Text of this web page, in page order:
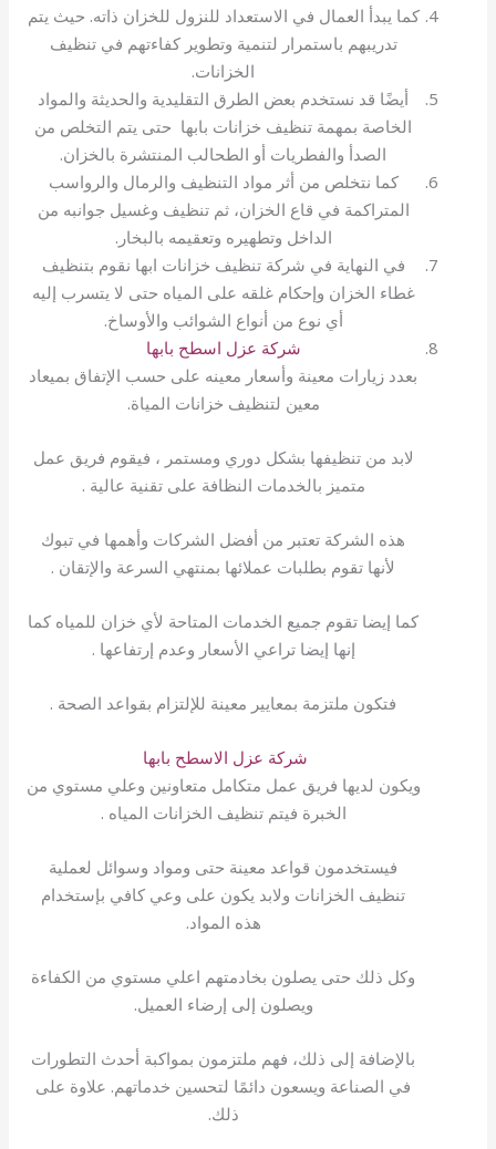
كما يبدأ العمال في الاستعداد للنزول للخزان ذاته. حيث يتم
تدريبهم باستمرار لتنمية وتطوير كفاءتهم في تنظيف
الخزانات.
أيضًا قد نستخدم بعض الطرق التقليدية والحديثة والمواد
الخاصة بمهمة تنظيف خزانات بابها حتى يتم التخلص من
الصدأ والفطريات أو الطحالب المنتشرة بالخزان.
كما نتخلص من أثر مواد التنظيف والرمال والرواسب
المتراكمة في قاع الخزان، ثم تنظيف وغسيل جوانبه من
الداخل وتطهيره وتعقيمه بالبخار.
في النهاية في شركة تنظيف خزانات ابها نقوم بتنظيف
غطاء الخزان وإحكام غلقه على المياه حتى لا يتسرب إليه
أي نوع من أنواع الشوائب والأوساخ.
شركة عزل اسطح بابها
بعدد زيارات معينة وأسعار معينه على حسب الإتفاق بميعاد
معين لتنظيف خزانات المياة.
لابد من تنظيفها بشكل دوري ومستمر ، فيقوم فريق عمل
متميز بالخدمات النظافة على تقنية عالية .
هذه الشركة تعتبر من أفضل الشركات وأهمها في تبوك
لأنها تقوم بطلبات عملائها بمنتهي السرعة والإتقان .
كما إيضا تقوم جميع الخدمات المتاحة لأي خزان للمياه كما
إنها إيضا تراعي الأسعار وعدم إرتفاعها .
فتكون ملتزمة بمعايير معينة للإلتزام بقواعد الصحة .
شركة عزل الاسطح بابها
ويكون لديها فريق عمل متكامل متعاونين وعلي مستوي من
الخبرة فيتم تنظيف الخزانات المياه .
فيستخدمون قواعد معينة حتى ومواد وسوائل لعملية
تنظيف الخزانات ولابد يكون على وعي كافي بإستخدام
هذه المواد.
وكل ذلك حتى يصلون بخادمتهم اعلي مستوي من الكفاءة
ويصلون إلى إرضاء العميل.
بالإضافة إلى ذلك، فهم ملتزمون بمواكبة أحدث التطورات
في الصناعة ويسعون دائمًا لتحسين خدماتهم. علاوة على
ذلك.